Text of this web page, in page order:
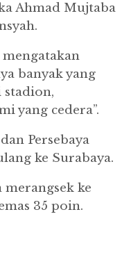
Ahmad Mujtaba
mengatakan
banyak yang
stadion,
yang cedera”.
Persebaya
ke Surabaya.
merangsek ke
35 poin.